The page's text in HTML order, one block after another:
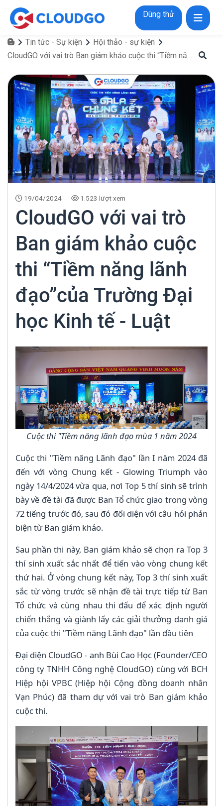
Dùng thử
Tin tức - Sự kiện
Hội thảo - sự kiện
CloudGO với vai trò Ban giám khảo cuộc thi “Tiềm năng lãnh đạo”của Trường Đại học Kinh tế - Luật
19/04/2024 1.523 lượt xem
CloudGO với vai trò
Ban giám khảo cuộc
thi “Tiềm năng lãnh
đạo”của Trường Đại
học Kinh tế - Luật
Cuộc thi "Tiềm năng lãnh đạo mùa 1 năm 2024
Cuộc thi "Tiềm năng Lãnh đạo" lần I năm 2024 đã
đến với vòng Chung kết - Glowing Triumph vào
ngày 14/4/2024 vừa qua, nơi Top 5 thí sinh sẽ trình
bày về đề tài đã được Ban Tổ chức giao trong vòng
72 tiếng trước đó, sau đó đối diện với câu hỏi phản
biện từ Ban giám khảo.
Sau phần thi này, Ban giám khảo sẽ chọn ra Top 3
thí sinh xuất sắc nhất để tiến vào vòng chung kết
thứ hai. Ở vòng chung kết này, Top 3 thí sinh xuất
sắc từ vòng trước sẽ nhận đề tài trực tiếp từ Ban
Tổ chức và cùng nhau thi đấu để xác định người
chiến thắng và giành lấy các giải thưởng danh giá
của cuộc thi "Tiềm năng Lãnh đạo" lần đầu tiên
Đại diện CloudGO - anh Bùi Cao Học (Founder/CEO
công ty TNHH Công nghệ CloudGO) cùng với BCH
Hiệp hội VPBC (Hiệp hội Cộng đồng doanh nhân
Vạn Phúc) đã tham dự với vai trò Ban giám khảo
cuộc thi.